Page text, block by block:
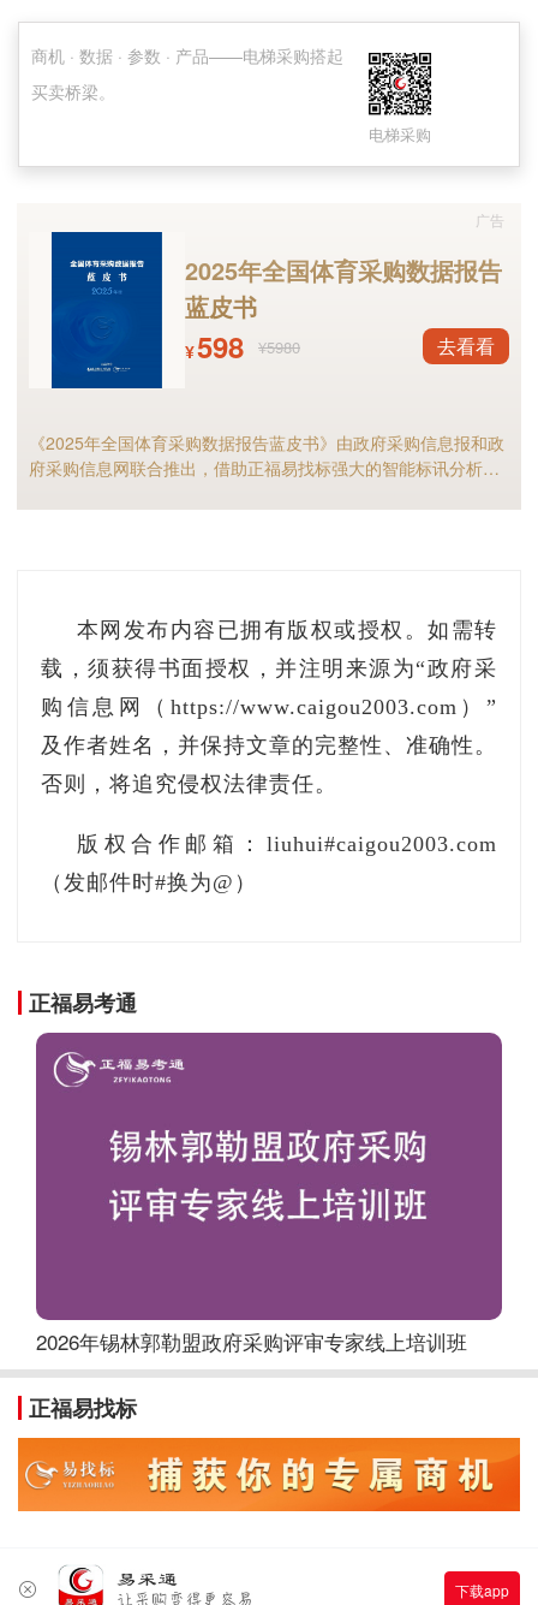
商机 · 数据 · 参数 · 产品——电梯采购搭起
买卖桥梁。
电梯采购
2025年全国体育采购数据报告
蓝皮书
¥598 ¥5980 去看看
《2025年全国体育采购数据报告蓝皮书》由政府采购信息报和政
府采购信息网联合推出，借助正福易找标强大的智能标讯分析能
广告
本网发布内容已拥有版权或授权。如需转
载，须获得书面授权，并注明来源为“政府采
购信息网（https://www.caigou2003.com）”
及作者姓名，并保持文章的完整性、准确性。
否则，将追究侵权法律责任。
版权合作邮箱：liuhui#caigou2003.com
（发邮件时#换为@）
正福易考通
2026年锡林郭勒盟政府采购评审专家线上培训班
正福易找标
下载app